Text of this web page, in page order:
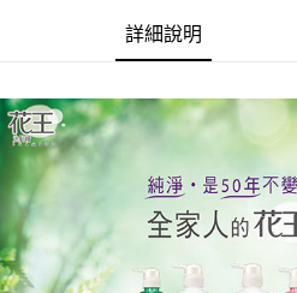
１．簡單：不需註冊會員、不需綁卡、不
２．便利：只要手機號碼，簡訊認證，即
【「AFTEE先享後付」結帳流程】
１．於結帳方式選擇「AFTEE先享後付
結帳頁面，進行簡訊認證並確認金額後，
２．訂單成立數日內，您將收到繳費通知
３．收到繳費通知簡訊後14天內，點擊此
ATM／網路銀行／等多元方式進行付款，
※ 請注意：結帳手續完成當下不需立刻繳
購買商品的店家。未經商家同意取消之訂
7-11取貨付款
每筆NT$60，滿NT$799(含以上)免運
宅配
每筆NT$150
滿額免運宅配
詳細說明